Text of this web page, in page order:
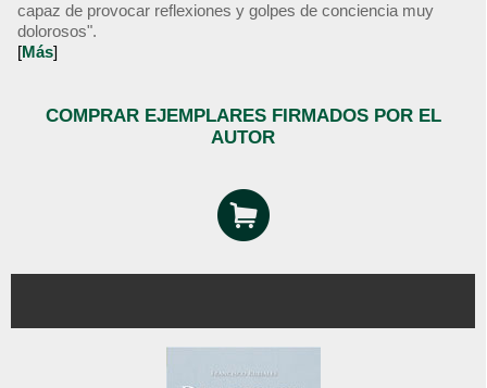
capaz de provocar reflexiones y golpes de conciencia muy
dolorosos".
[Más]
COMPRAR EJEMPLARES FIRMADOS POR EL
AUTOR